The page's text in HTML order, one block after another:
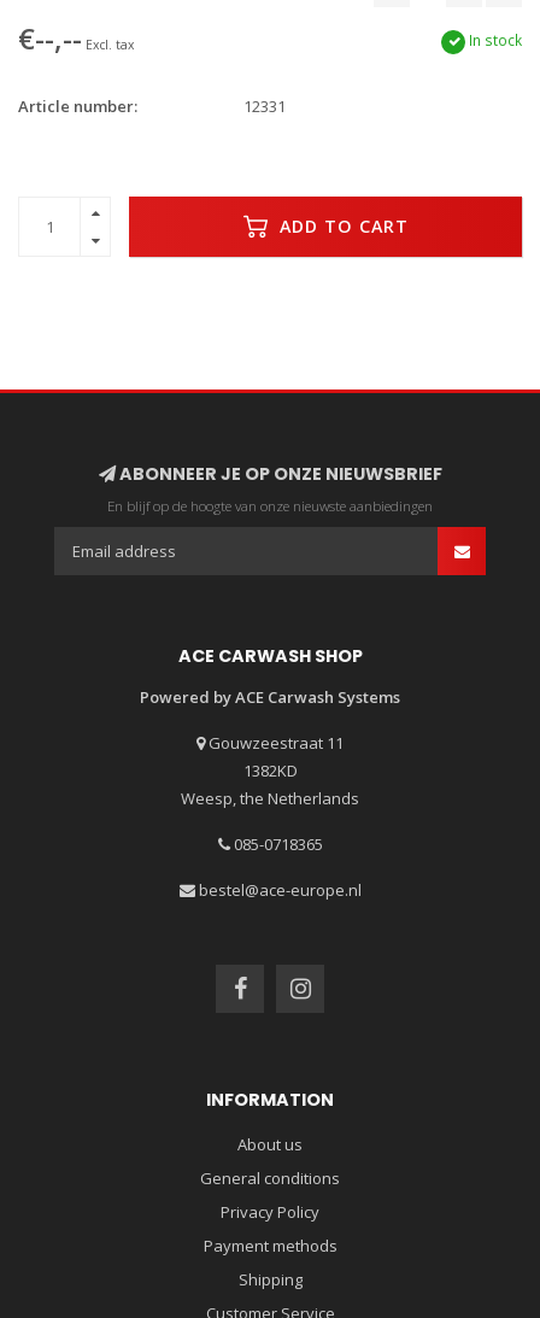
€--,-- Excl. tax In stock
Article number: 12331
ADD TO CART
ABONNEER JE OP ONZE NIEUWSBRIEF
En blijf op de hoogte van onze nieuwste aanbiedingen
ACE CARWASH SHOP
Powered by ACE Carwash Systems
Gouwzeestraat 11
1382KD
Weesp, the Netherlands
085-0718365
bestel@ace-europe.nl
INFORMATION
About us
General conditions
Privacy Policy
Payment methods
Shipping
Customer Service